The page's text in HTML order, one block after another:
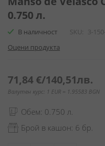
на
галерия
снимки
0.750 л.
В наличност SKU
3-
Оцени продукта
71,84 €/140,51лв.
Валутен курс: 1 EUR = 1.95583 BGN
Обем: 0.750 л.
Брой в кашон: 6 бр.